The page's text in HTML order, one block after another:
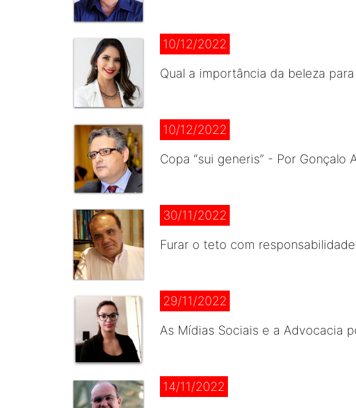
10/12/2022
Qual a importância da beleza
10/12/2022
Copa “sui generis” - Por Gonçalo
30/11/2022
Furar o teto com
29/11/2022
As Mídias Sociais e a Advocacia
14/11/2022